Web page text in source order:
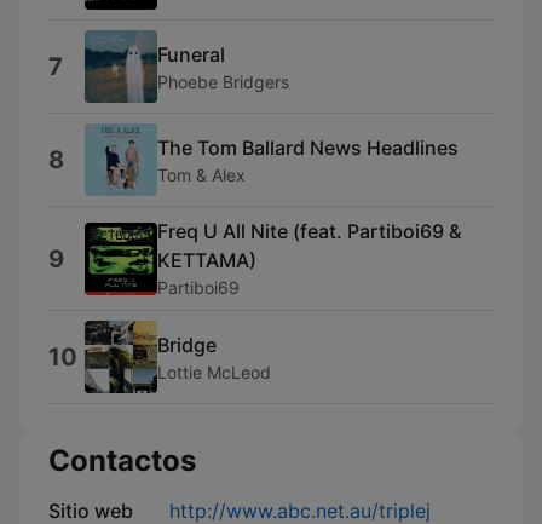
7 Funeral
Phoebe Bridgers
8 The Tom Ballard News Headlines
Tom & Alex
9
Freq U All Nite (feat. Partiboi69 &
KETTAMA)
Partiboi69
10 Bridge
Lottie McLeod
Contactos
Sitio web
http://www.abc.net.au/triplej